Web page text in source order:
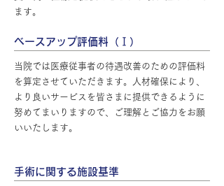
ます。
ベースアップ評価料（ Ⅰ ）
当院では医療従事者の待遇改善のための評価料
を算定させていただきます。人材確保により、
より良いサービスを皆さまに提供できるように
努めてまいりますので、ご理解とご協力をお願
いいたします。
手術に関する施設基準